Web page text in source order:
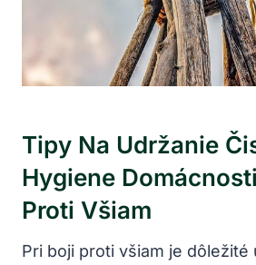
Tipy Na Udržanie
Hygiene
Proti Všiam
Pri boji proti všiam je dôležité